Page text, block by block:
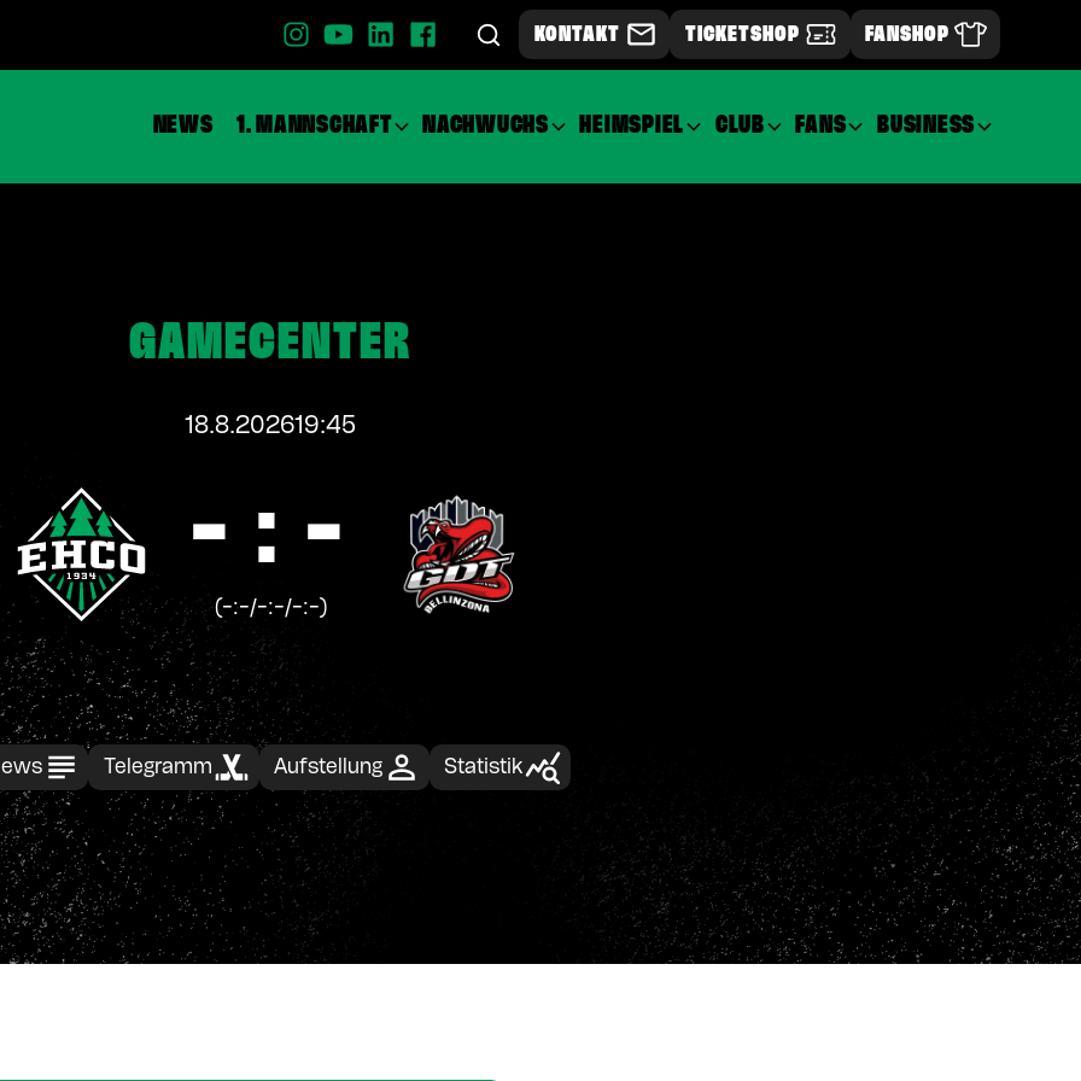
KONTAKT TICKETSHOP FANSHOP
NEWS 1. MANNSCHAFT NACHWUCHS HEIMSPIEL CLUB FANS BUSINESS
GAMECENTER
18.8.202619:45
- : -
(-:-/-:-/-:-)
Telegramm Aufstellung Statistik